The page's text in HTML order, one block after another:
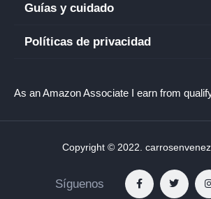
Guías y cuidado
Políticas de privacidad
As an Amazon Associate I earn from
Copyright © 2022.
Síguenos